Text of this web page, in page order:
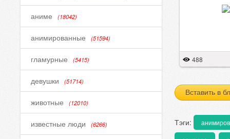
аниме (18042)
анимированные (51594)
гламурные (5415)
девушки (51714)
животные (12010)
известные люди (6266)
488
Вставить в
Тэги: